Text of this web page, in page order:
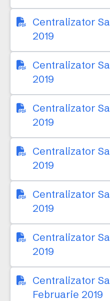
Centralizator
2019
Centralizator
2019
Centralizator
2019
Centralizator
2019
Centralizator
2019
Centralizator
2019
Centralizator
Februarie 2019